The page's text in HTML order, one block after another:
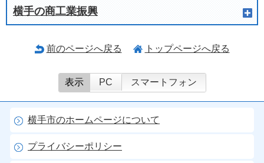
横手の商工業振興
前のページへ戻る トップページへ戻る
表示 PC スマートフォン
横手市のホームページについて
プライバシーポリシー